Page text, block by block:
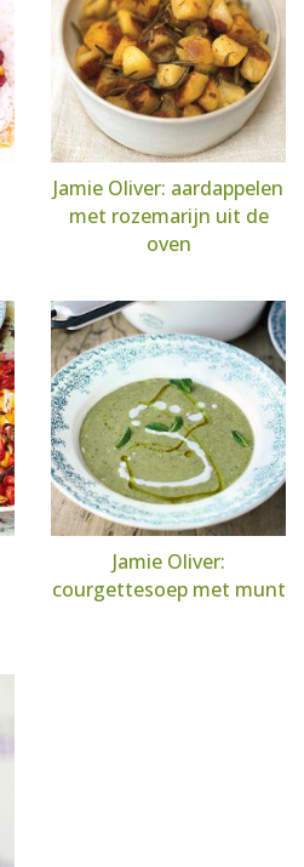
Jamie Oliver: aardappelen
met rozemarijn uit de
oven
Jamie Oliver:
courgettesoep met munt